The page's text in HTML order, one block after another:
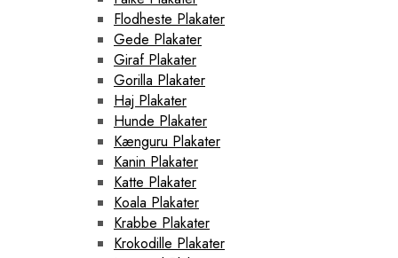
Flodheste Plakater
Gede Plakater
Giraf Plakater
Gorilla Plakater
Haj Plakater
Hunde Plakater
Kænguru Plakater
Kanin Plakater
Katte Plakater
Koala Plakater
Krabbe Plakater
Krokodille Plakater